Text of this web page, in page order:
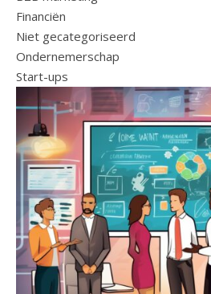
Financiën
Niet gecategoriseerd
Ondernemerschap
Start-ups